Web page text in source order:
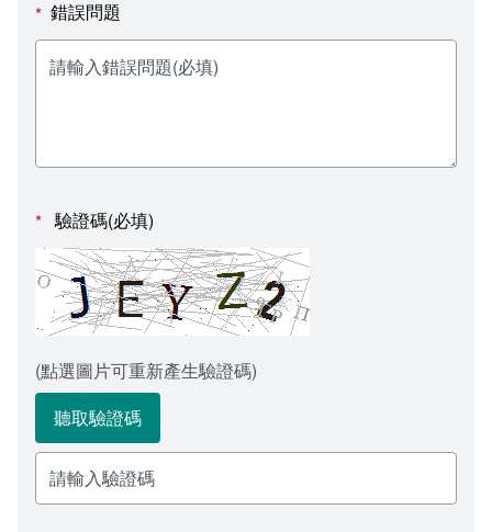
教學媒體處
電算中心
人事室
意見信箱
各單位意見信箱
諮詢信箱進度查詢
影音資訊
* 錯誤問題
* 驗證碼(必填)
(點選圖片可重新產生驗證碼)
聽取驗證碼